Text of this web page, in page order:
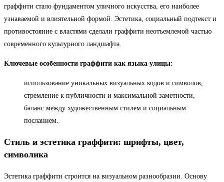
граффити стало фундаментом уличного искусства, его наиболее
узнаваемой и влиятельной формой. Эстетика, социальный подтекст и
противостояние с властями сделали граффити неотъемлемой частью
современного культурного ландшафта.
Ключевые особенности граффити как языка улицы:
использование уникальных визуальных кодов и символов,
стремление к публичности и максимальной заметности,
баланс между художественным стилем и социальным
посланием.
Стиль и эстетика граффити: шрифты, цвет,
символика
Эстетика граффити строится на визуальном разнообразии. Основу